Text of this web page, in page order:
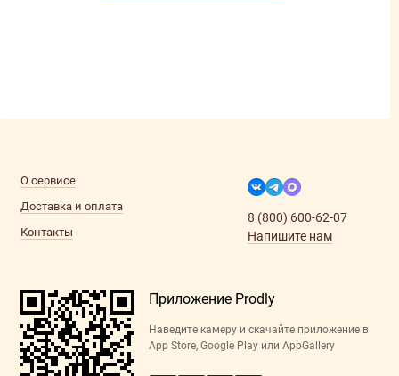
О сервисе
Доставка и оплата
Контакты
8 (800) 600-62-07
Напишите нам
Приложение Prodly
Наведите камеру и скачайте приложение в
App Store, Google Play или AppGallery